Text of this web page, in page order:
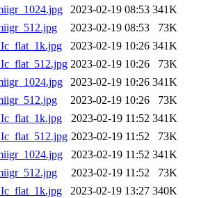
2023-02-19 08:53 341K
2023-02-19 08:53
73K
2023-02-19 10:26 341K
2023-02-19 10:26
73K
2023-02-19 10:26 341K
2023-02-19 10:26
73K
2023-02-19 11:52 341K
2023-02-19 11:52
73K
2023-02-19 11:52 341K
2023-02-19 11:52
73K
2023-02-19 13:27 340K